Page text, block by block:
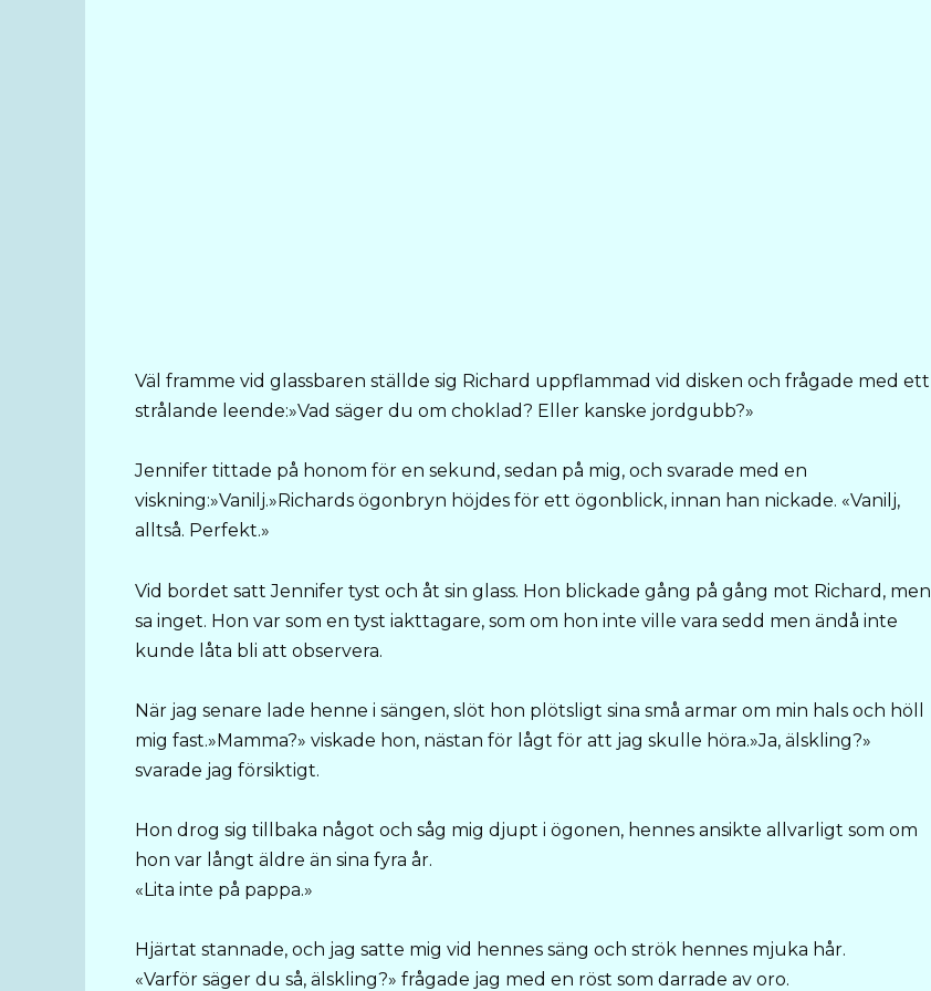
Väl framme vid glassbaren ställde sig Richard uppflammad vid disken och frågade med ett
strålande leende:»Vad säger du om choklad? Eller kanske jordgubb?»
Jennifer tittade på honom för en sekund, sedan på mig, och svarade med en
viskning:»Vanilj.»Richards ögonbryn höjdes för ett ögonblick, innan han nickade. «Vanilj,
alltså. Perfekt.»
Vid bordet satt Jennifer tyst och åt sin glass. Hon blickade gång på gång mot Richard, men
sa inget. Hon var som en tyst iakttagare, som om hon inte ville vara sedd men ändå inte
kunde låta bli att observera.
När jag senare lade henne i sängen, slöt hon plötsligt sina små armar om min hals och höll
mig fast.»Mamma?» viskade hon, nästan för lågt för att jag skulle höra.»Ja, älskling?»
svarade jag försiktigt.
Hon drog sig tillbaka något och såg mig djupt i ögonen, hennes ansikte allvarligt som om
hon var långt äldre än sina fyra år.
«Lita inte på pappa.»
Hjärtat stannade, och jag satte mig vid hennes säng och strök hennes mjuka hår.
«Varför säger du så, älskling?» frågade jag med en röst som darrade av oro.